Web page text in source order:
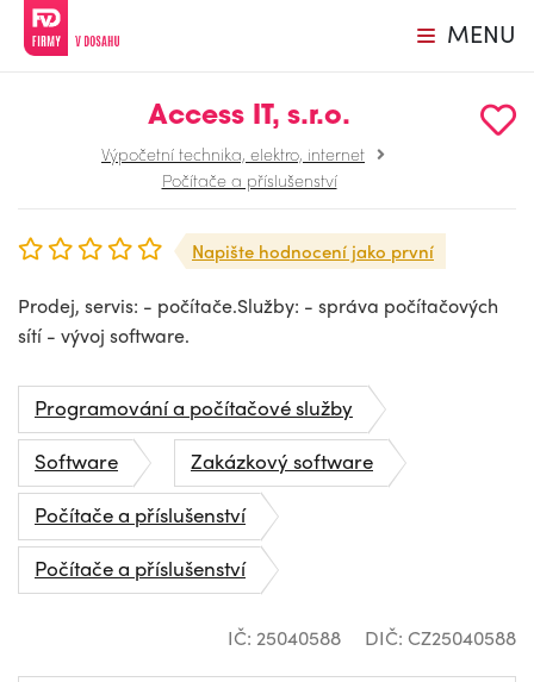
MENU
Access IT, s.r.o.
Výpočetní technika, elektro, internet
Počítače a příslušenství
Napište hodnocení jako první
Prodej, servis: - počítače.Služby: - správa počítačových
sítí - vývoj software.
Programování a počítačové služby
Software
Zakázkový software
Počítače a příslušenství
Počítače a příslušenství
IČ: 25040588 DIČ: CZ25040588